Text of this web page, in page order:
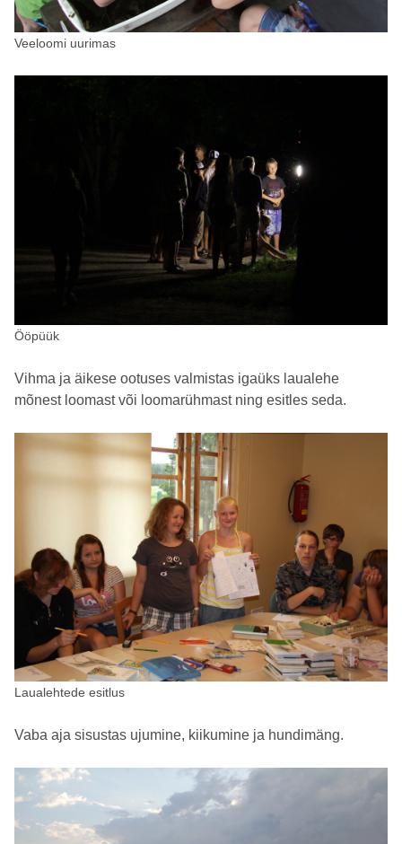
Veeloomi uurimas
Ööpüük
Vihma ja äikese ootuses valmistas igaüks laualehe
mõnest loomast või loomarühmast ning esitles seda.
Laualehtede esitlus
Vaba aja sisustas ujumine, kiikumine ja hundimäng.